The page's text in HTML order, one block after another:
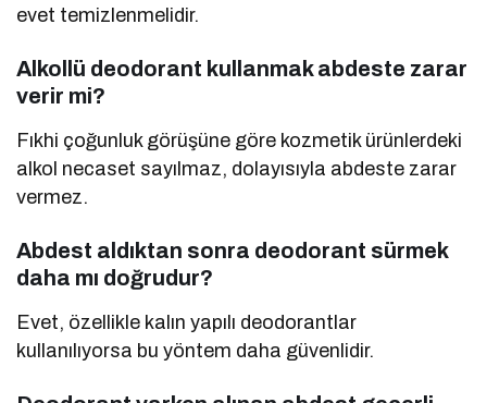
evet temizlenmelidir.
Alkollü deodorant kullanmak abdeste zarar
verir mi?
Fıkhi çoğunluk görüşüne göre kozmetik ürünlerdeki
alkol necaset sayılmaz, dolayısıyla abdeste zarar
vermez.
Abdest aldıktan sonra deodorant sürmek
daha mı doğrudur?
Evet, özellikle kalın yapılı deodorantlar
kullanılıyorsa bu yöntem daha güvenlidir.